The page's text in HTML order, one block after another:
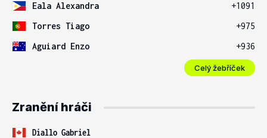
Eala Alexandra
+1091
Torres Tiago
+975
Aguiard Enzo
+936
Celý žebříček
Zranění hráči
Diallo Gabriel